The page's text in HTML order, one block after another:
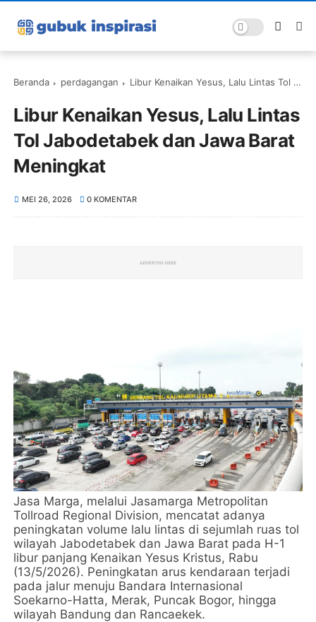
Beranda perdagangan Libur Kenaikan Yesus, Lalu Lintas Tol Jabodetabek dan Jawa Barat Meningkat
Libur Kenaikan Yesus, Lalu Lintas
Tol Jabodetabek dan Jawa Barat
Meningkat
MEI 26, 2026 0 KOMENTAR
Jasa Marga, melalui Jasamarga Metropolitan
Tollroad Regional Division, mencatat adanya
peningkatan volume lalu lintas di sejumlah ruas tol
wilayah Jabodetabek dan Jawa Barat pada H-1
libur panjang Kenaikan Yesus Kristus, Rabu
(13/5/2026). Peningkatan arus kendaraan terjadi
pada jalur menuju Bandara Internasional
Soekarno-Hatta, Merak, Puncak Bogor, hingga
wilayah Bandung dan Rancaekek.